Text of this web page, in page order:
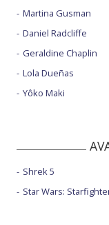
Martina Gusman
Daniel Radcliffe
Geraldine Chaplin
Lola Dueñas
Yôko Maki
Shrek 5
Star Wars: